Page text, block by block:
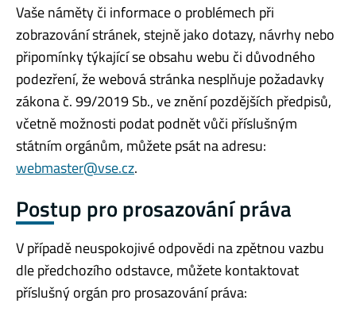
Vaše náměty či informace o problémech při
zobrazování stránek, stejně jako dotazy, návrhy nebo
připomínky týkající se obsahu webu či důvodného
podezření, že webová stránka nesplňuje požadavky
zákona č. 99/2019 Sb., ve znění pozdějších předpisů,
včetně možnosti podat podnět vůči příslušným
státním orgánům, můžete psát na adresu:
webmaster@vse.cz.
Postup pro prosazování práva
V případě neuspokojivé odpovědi na zpětnou vazbu
dle předchozího odstavce, můžete kontaktovat
příslušný orgán pro prosazování práva: